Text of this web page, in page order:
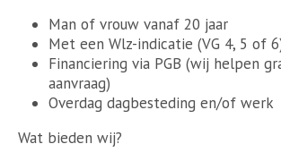
Man of vrouw vanaf 20 jaar
Met een Wlz-indicatie (VG 4, 5 of
Financiering via PGB (wij helpen
aanvraag)
Overdag dagbesteding en/of werk
Wat bieden wij?